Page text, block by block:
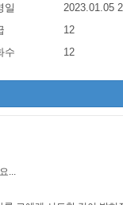
일
2023.01.05
12
수
12
...